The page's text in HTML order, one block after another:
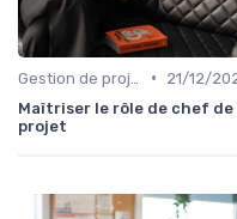
•
21/12/
Maîtriser le rôle de chef de
projet